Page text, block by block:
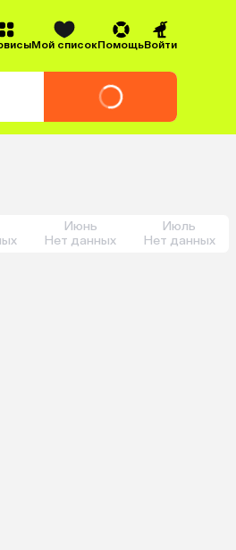
Мой списокПомощьВойти
Июнь
Нет данных
Июль
Нет данных